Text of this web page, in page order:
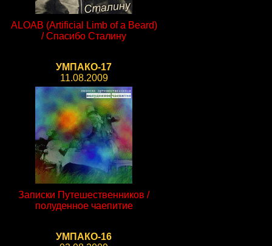
ALOAB (Artificial Limb of a Beard)
/ Спасибо Сталину
УМПАКО-17
11.08.2009
Записки Путешественников /
полуденное чаепитие
УМПАКО-16